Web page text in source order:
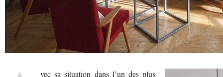
vec sa situation dans l’un des plus